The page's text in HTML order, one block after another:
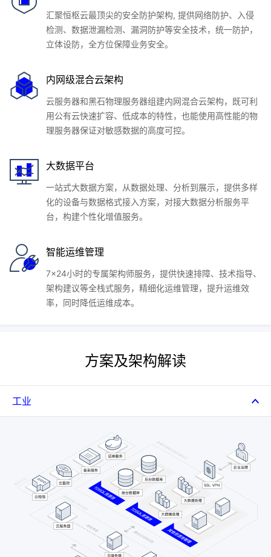
汇聚恒枢云最顶尖的安全防护架构, 提供网络防护、入侵
检测、数据泄漏检测、漏洞防护等安全技术，统一防护，
立体设防，全方位保障业务安全。
内网级混合云架构
云服务器和黑石物理服务器组建内网混合云架构，既可利
用公有云快速扩容、低成本的特性，也能使用高性能的物
理服务器保证对敏感数据的高度可控。
大数据平台
一站式大数据方案，从数据处理、分析到展示，提供多样
化的设备与数据格式接入方案，对接大数据分析服务平
台，构建个性化增值服务。
智能运维管理
7x24小时的专属架构师服务，提供快速排障、技术指导、
架构建议等全栈式服务，精细化运维管理，提升运维效
率，同时降低运维成本。
方案及架构解读
工业